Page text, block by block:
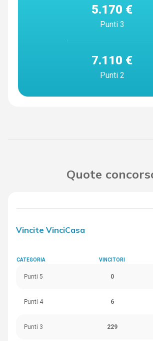
5.170 €
Punti 3
7.110 €
Punti 2
Quote
Vincite VinciCasa
CATEGORIA VINCITORI
Punti 5 0
Punti 4 6
Punti 3 229